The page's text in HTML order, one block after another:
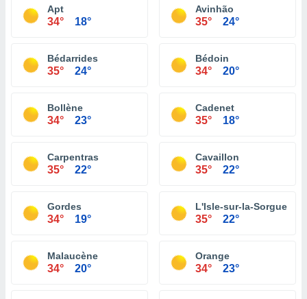
Apt
34° 18°
Avinhão
35° 24°
Bédarrides
35° 24°
Bédoin
34° 20°
Bollène
34° 23°
Cadenet
35° 18°
Carpentras
35° 22°
Cavaillon
35° 22°
Gordes
34° 19°
L'Isle-sur-la-Sorgue
35° 22°
Malaucène
34° 20°
Orange
34° 23°